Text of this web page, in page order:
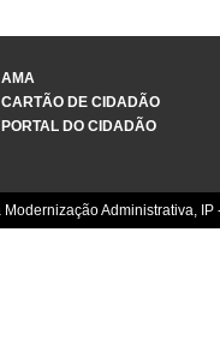
AMA
CARTÃO DE CIDADÃO
PORTAL DO CIDADÃO
Modernização Administrativa,